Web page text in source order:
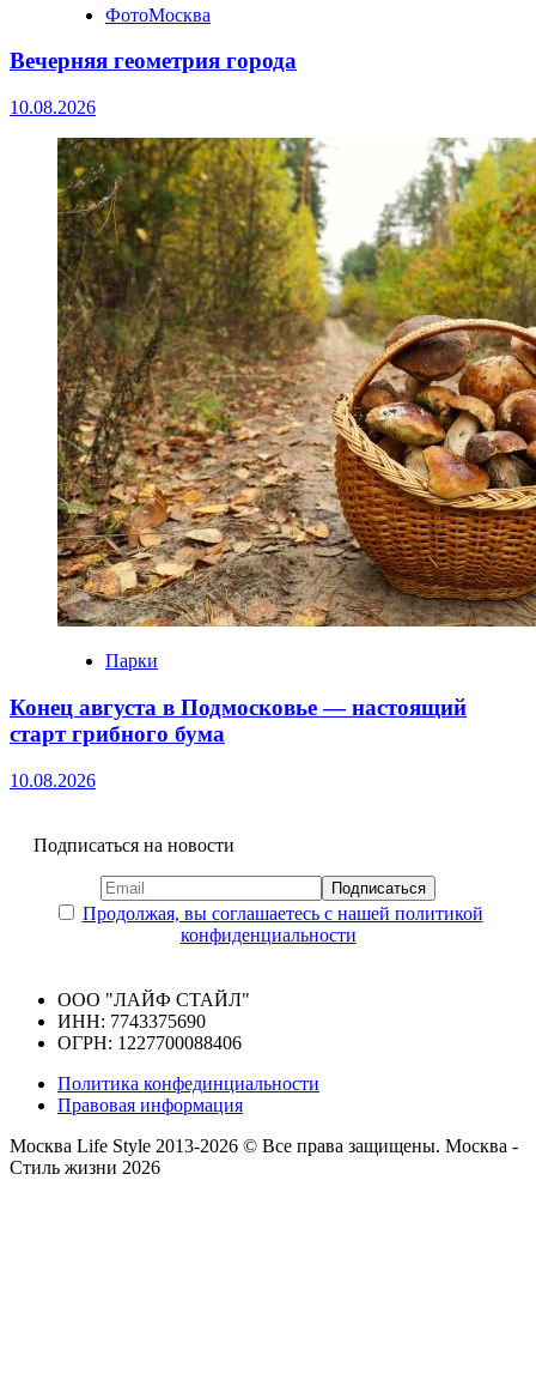
ФотоМосква
Вечерняя геометрия города
10.08.2026
Парки
Конец августа в Подмосковье — настоящий
старт грибного бума
10.08.2026
Подписаться на новости
Продолжая, вы соглашаетесь с нашей политикой
конфиденциальности
ООО "ЛАЙФ СТАЙЛ"
ИНН: 7743375690
ОГРН: 1227700088406
Политика конфединциальности
Правовая информация
Москва Life Style 2013-2026 © Все права защищены. Москва -
Стиль жизни 2026